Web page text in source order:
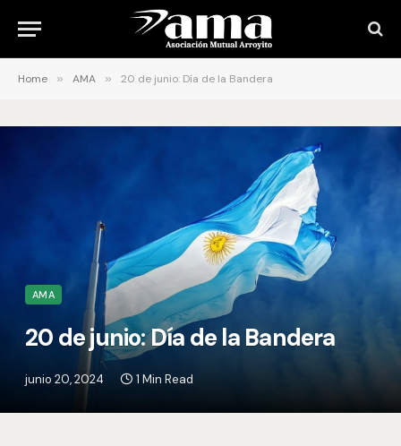
Home » AMA » 20 de junio: Día de la Bandera
AMA
20 de junio: Día de la Bandera
junio 20, 2024 1 Min Read